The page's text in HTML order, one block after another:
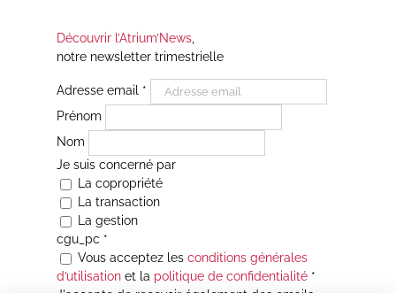
Découvrir l’Atrium’News,
notre newsletter trimestrielle
Adresse email *
Prénom
Nom
Je suis concerné par
La copropriété
La transaction
La gestion
cgu_pc *
Vous acceptez les conditions générales
d’utilisationet la politique de confidentialité*